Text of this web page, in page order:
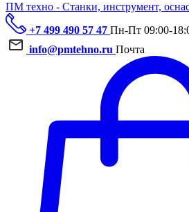
ПМ техно - Станки, инструмент,
+7 499 490 57 47 Пн-Пт 09:00-
info@pmtehno.ru Почта